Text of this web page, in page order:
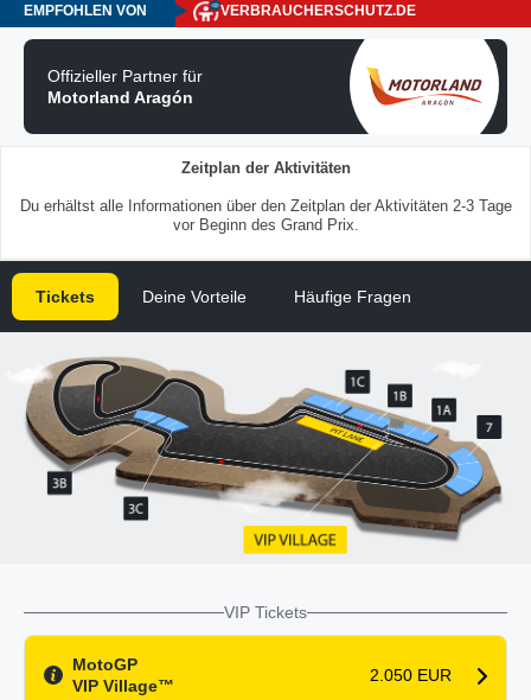
EMPFOHLEN VON VERBRAUCHERSCHUTZ.DE
Offizieller Partner für
Motorland Aragón
Zeitplan der Aktivitäten
Du erhältst alle Informationen über den Zeitplan der Aktivitäten 2-3 Tage
vor Beginn des Grand Prix.
Tickets Deine Vorteile Häufige Fragen
VIP Tickets
MotoGP
VIP Village™
2.050 EUR